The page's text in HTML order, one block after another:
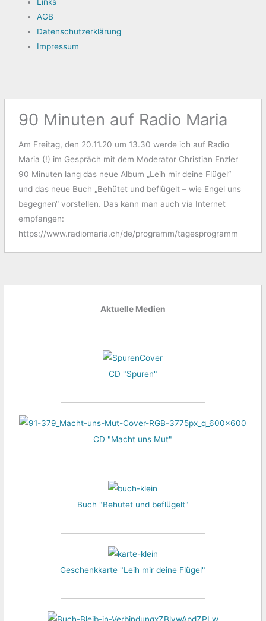
Links
AGB
Datenschutzerklärung
Impressum
90 Minuten auf Radio Maria
Am Freitag, den 20.11.20 um 13.30 werde ich auf Radio
Maria (!) im Gespräch mit dem Moderator Christian Enzler
90 Minuten lang das neue Album „Leih mir deine Flügel“
und das neue Buch „Behütet und beflügelt – wie Engel uns
begegnen“ vorstellen. Das kann man auch via Internet
empfangen:
https://www.radiomaria.ch/de/programm/tagesprogramm
Aktuelle Medien
CD "Spuren"
CD "Macht uns Mut"
Buch "Behütet und beflügelt"
Geschenkkarte "Leih mir deine Flügel"